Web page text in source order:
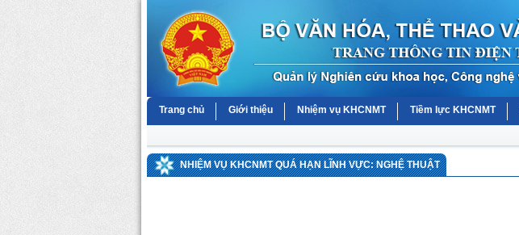
Trang chủ Giới thiệu Nhiệm vụ KHCNMT Tiềm lực KHCNMT
NHIỆM VỤ KHCNMT QUÁ HẠN LĨNH VỰC: NGHỆ THUẬT